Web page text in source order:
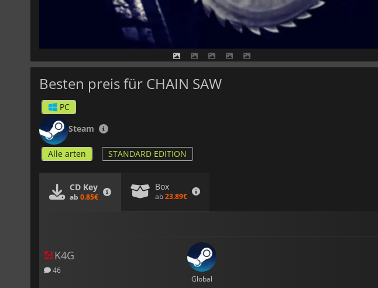
Besten preis für CHAIN SAW
PC
Steam
Alle arten STANDARD EDITION
CD Key
ab 0.85€
Box
ab23.89€
K4G
46
Global